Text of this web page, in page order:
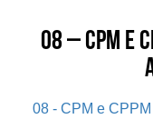
08 – CPM e
08 - CPM e